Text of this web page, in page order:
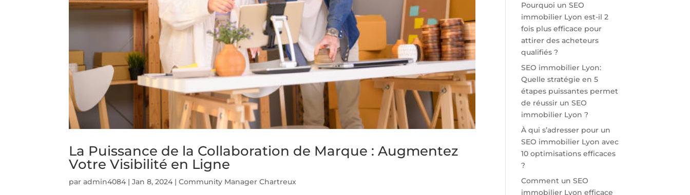
La Puissance de la Collaboration de Marque : Augmentez
Votre Visibilité en Ligne
paradmin4084 |Jan 8, 2024 |Community Manager Chartreux
Pourquoi un SEO
immobilier Lyon est-il 2
fois plus efficace pour
attirer des acheteurs
qualifiés ?
SEO immobilier Lyon:
Quelle stratégie en 5
étapes puissantes permet
de réussir un SEO
immobilier Lyon ?
À qui s’adresser pour un
SEO immobilier Lyon avec
10 optimisations efficaces
?
Comment un SEO
immobilier Lyon efficace